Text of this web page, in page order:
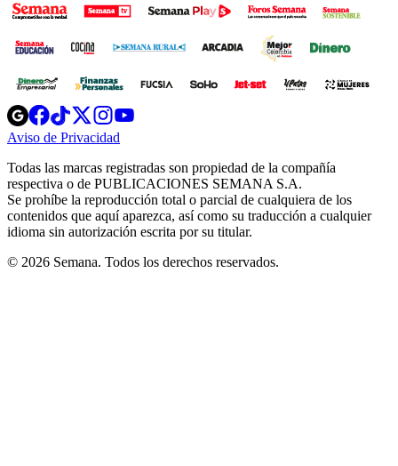
Opens
in
new
Opens
in
new
Opens
in
new
window
Opens
new
windowwindow
Aviso de Privacidad
new
window
Todas las marcas registradas son propiedad de la compañía
respectiva o de PUBLICACIONES SEMANA S.A.
Se prohíbe la reproducción total o parcial de cualquiera de los
contenidos que aquí aparezca, así como su traducción a cualquier
idioma sin autorización escrita por su titular.
© 2026 Semana. Todos los derechos reservados.